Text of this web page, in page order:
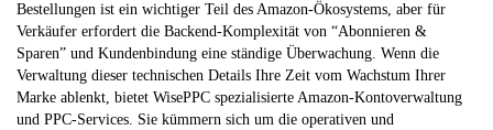
Bestellungen ist ein wichtiger Teil des Amazon-Ökosystems, aber für
Verkäufer erfordert die Backend-Komplexität von “Abonnieren &
Sparen” und Kundenbindung eine ständige Überwachung. Wenn die
Verwaltung dieser technischen Details Ihre Zeit vom Wachstum Ihrer
Marke ablenkt, bietet WisePPC spezialisierte Amazon-Kontoverwaltung
und PPC-Services. Sie kümmern sich um die operativen und